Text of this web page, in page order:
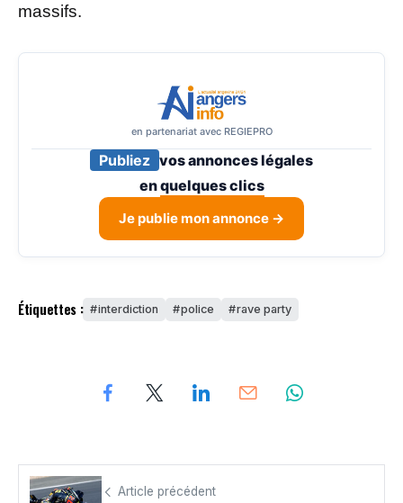
massifs.
en partenariat avec REGIEPRO
Publiez vos annonces légales
enquelques clics
Je publie mon annonce →
Étiquettes : interdiction police rave party
Article précédent